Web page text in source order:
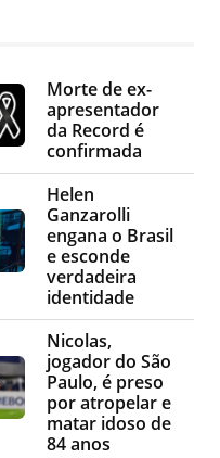
Morte de ex-
apresentador
da Record é
confirmada
Helen
Ganzarolli
engana o Brasil
e esconde
verdadeira
identidade
Nicolas,
jogador do São
Paulo, é preso
por atropelar e
matar idoso de
84 anos